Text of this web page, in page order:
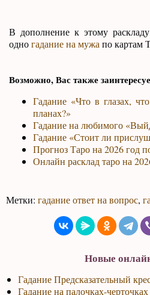
В дополнение к этому
одногадание на мужа по картам
Возможно, Вас также
Гадание «Что в глазах,
планах?»
Гадание на любимого
Гадание «Стоит ли
Прогноз Таро на 2026 год
Онлайн расклад таро на
Метки:гадание ответ на вопрос,
Новые
Гадание Предсказательный
Гадание на палочках-